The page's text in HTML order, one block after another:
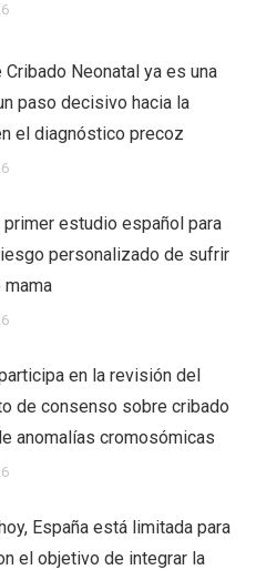
Cribado Neonatal ya es una
paso decisivo hacia la
el diagnóstico precoz
primer estudio español para
personalizado de sufrir
mama
en la revisión del
de consenso sobre cribado
anomalías cromosómicas
España está limitada para
el objetivo de integrar la